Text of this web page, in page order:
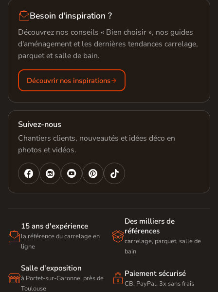
Besoin d'inspiration ?
Découvrez nos conseils « Bien choisir », nos guides
d'aménagement et les dernières tendances carrelage,
parquet et salle de bain.
Découvrir nos inspirations
Suivez-nous
Chantiers clients, nouveautés et idées déco en
photos et vidéos.
   

15 ans d'expérience
la référence du carrelage en
ligne

Des milliers de
références
carrelage, parquet, salle de
bain

Salle d'exposition
à Portet-sur-Garonne, près de
Toulouse
 Paiement sécurisé
CB, PayPal, 3x sans frais